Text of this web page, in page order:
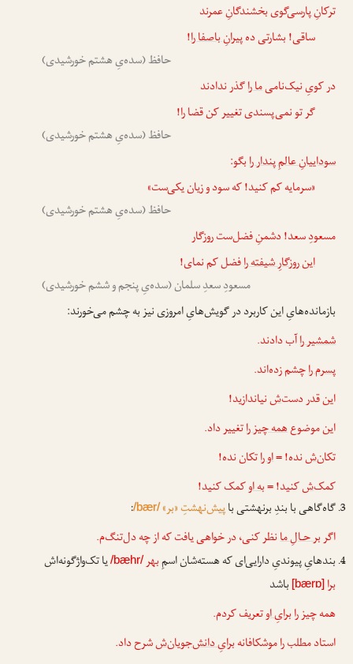
ترکانِ پارسی‌گوی بخشندگانِ عمرند
ساقی! بشارتی دهپیرانِ باصفا را!
حافظ (سده‌یِ هشتم خورشیدی)
در کویِ نیک‌نامیما راگذر ندادند
گر تو نمی‌پسندی تغییر کن قضا را!
حافظ (سده‌یِ هشتم خورشیدی)
سوداییانِ عالمِ پندار رابگو:
«سرمایه کم کنید! که سود و زیان یکی‌ست»
حافظ (سده‌یِ هشتم خورشیدی)
مسعودِ سعد! دشمنِ فضل‌ست روزگار
این روزگارِ شیفته رافضل کم نمای!
مسعودِ سعدِ سلمان (سده‌یِ پنجم و ششم خورشیدی)
بازمانده‌هایِ این کاربرد در گویش‌هایِ امروزی نیز به چشم می‌خورند:
شمشیر راآب دادند.
پسرم راچشم زده‌اند.
این قدر دست‌شنیاندازید!
این موضوعهمه چیز راتغییر داد.
تکان‌شنده! =او راتکان نده!
کمک‌شکنید! =به اوکمک کنید!
گاه‌گاهی با بندِ برنهشتی باپیش‌نهشتِ «بر»/bær/
:
اگربر حـالِ مانظر کنی، در خواهی یافت که از چه دل‌تنگ‌م.
بندهایِ پیوندیِ دارایی‌ای که هسته‌شان اسمِبهر/bæhr/یا تک‌واژگونه‌اش
برا [bærɒ] باشد
همه چیز رابرایِ اوتعریف کردم.
استاد مطلب را موشکافانهبرایِ دانش‌جویان‌ششرح داد.